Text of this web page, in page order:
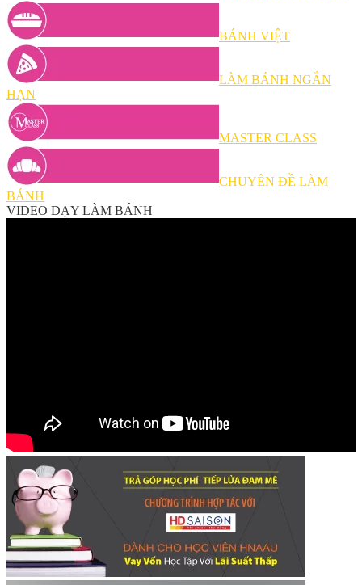
BÁNH VIỆT
LÀM BÁNH NGẮN
HẠN
MASTER CLASS
CHUYÊN ĐỀ LÀM
BÁNH
VIDEO DẠY LÀM BÁNH